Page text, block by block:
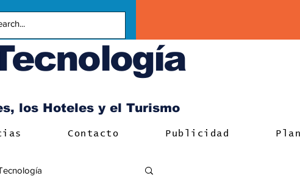
los Hoteles y el Turismo
Contacto Publicidad